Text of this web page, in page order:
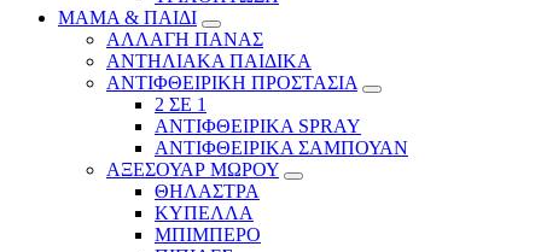
ΜΑΜΑ & ΠΑΙΔΙ
ΑΛΛΑΓΗ ΠΑΝΑΣ
ΑΝΤΗΛΙΑΚΑ ΠΑΙΔΙΚΑ
ΑΝΤΙΦΘΕΙΡΙΚΗ ΠΡΟΣΤΑΣΙΑ
2 ΣΕ 1
ΑΝΤΙΦΘΕΙΡΙΚΑ SPRAY
ΑΝΤΙΦΘΕΙΡΙΚΑ ΣΑΜΠΟΥΑΝ
ΑΞΕΣΟΥΑΡ ΜΩΡΟΥ
ΘΗΛΑΣΤΡΑ
ΚΥΠΕΛΛΑ
ΜΠΙΜΠΕΡΟ